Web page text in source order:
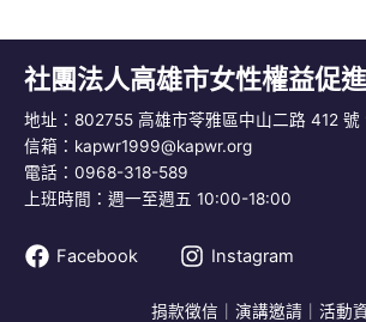
社團法人高雄市女性權益促
地址：802755 高雄市苓雅區中山二路 412 號
信箱： kapwr1999@kapwr.org
電話：0968-318-589
上班時間：週一至週五 10:00-18:00
Facebook Instagram
捐款徵信 演講邀請
活動